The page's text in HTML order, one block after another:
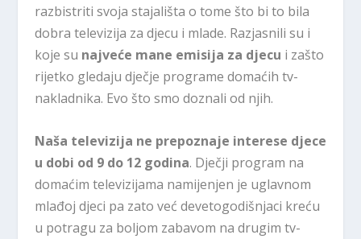
razbistriti svoja stajališta o tome što bi to bila
dobra televizija za djecu i mlade. Razjasnili su i
koje su najveće mane emisija za djecu i zašto
rijetko gledaju dječje programe domaćih tv-
nakladnika. Evo što smo doznali od njih.
Naša televizija ne prepoznaje interese djece
u dobi od 9 do 12 godina. Dječji program na
domaćim televizijama namijenjen je uglavnom
mlađoj djeci pa zato već devetogodišnjaci kreću
u potragu za boljom zabavom na drugim tv-